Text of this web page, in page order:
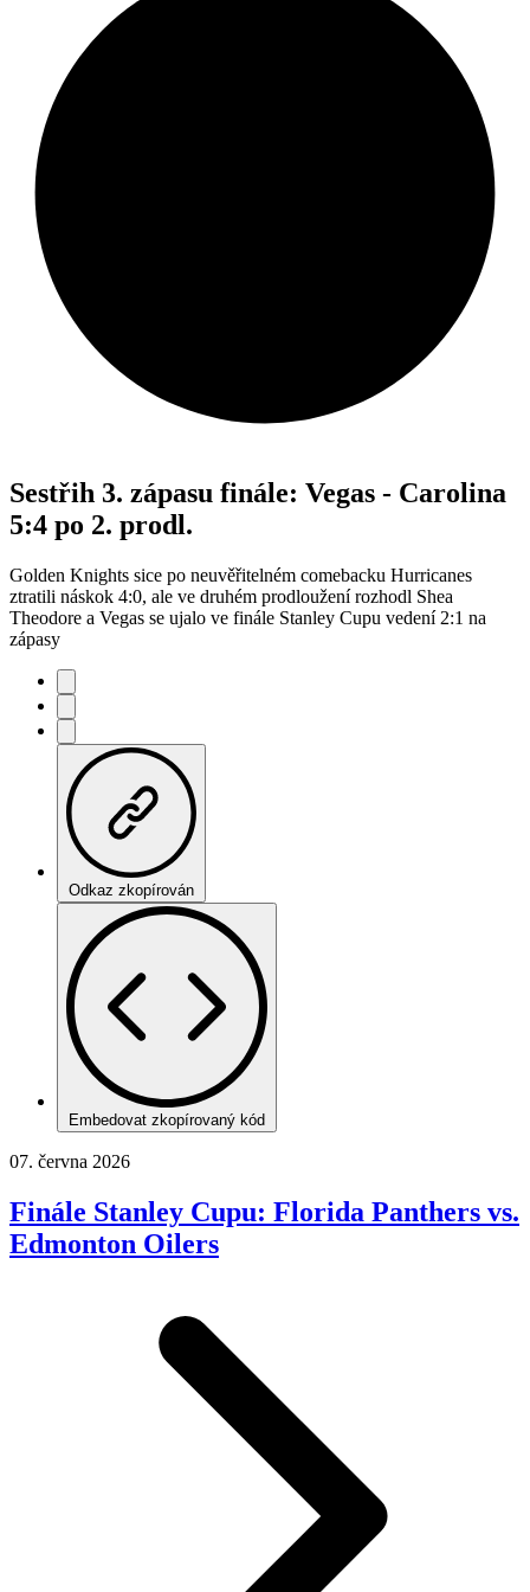
Sestřih 3. zápasu finále: Vegas - Carolina
5:4 po 2. prodl.
Golden Knights sice po neuvěřitelném comebacku Hurricanes
ztratili náskok 4:0, ale ve druhém prodloužení rozhodl Shea
Theodore a Vegas se ujalo ve finále Stanley Cupu vedení 2:1 na
zápasy
Odkaz zkopírován
Embedovat zkopírovaný kód
07. června 2026
Finále Stanley Cupu: Florida Panthers vs.
Edmonton Oilers